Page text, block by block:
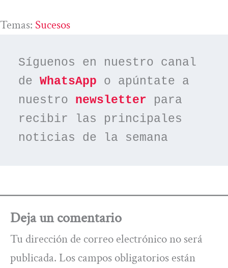
Temas: Sucesos
Síguenos en nuestro canal
de WhatsApp o apúntate a
nuestro newsletter para
recibir las principales
noticias de la semana
Deja un comentario
Tu dirección de correo electrónico no será
publicada. Los campos obligatorios están